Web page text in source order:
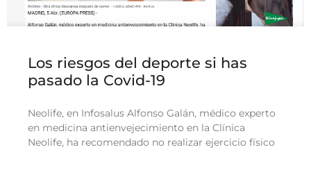
Los riesgos del deporte si has
pasado la Covid-19
Neolife, en Infosalus Alfonso Galán, médico experto
en medicina antienvejecimiento en la Clínica
Neolife, ha recomendado no realizar ejercicio físico